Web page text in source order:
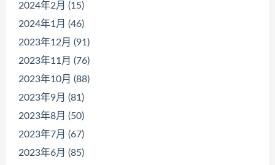
2024年2月 (15)
2024年1月 (46)
2023年12月 (91)
2023年11月 (76)
2023年10月 (88)
2023年9月 (81)
2023年8月 (50)
2023年7月 (67)
2023年6月 (85)